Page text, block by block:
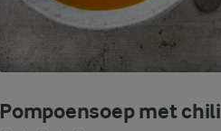
Pompoensoep met chili